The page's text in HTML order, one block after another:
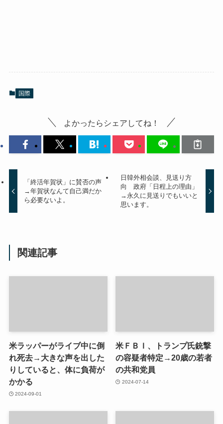
国際
よかったらシェアしてね！
「終活年賀状」に賛否の声
→年賀状なんて自己満だか
ら必要ないよ。
日韓外相会談、見送り方
向 政府「日程上の理由」
→永久に見送りでもいいと
思います。
関連記事
米ラッパーがライブ中に倒
れ死去→大きな声を出した
りしていると、体に負荷が
かかる
2024-09-01
米ＦＢＩ、トランプ氏銃撃
の容疑者特定→20歳の若者
の共和党員
2024-07-14